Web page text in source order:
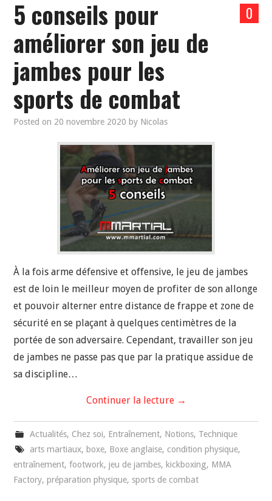
0
5 conseils pour
améliorer son jeu de
jambes pour les
sports de combat
Posted on 20 novembre 2020 by Nicolas
À la fois arme défensive et offensive, le jeu de jambes
est de loin le meilleur moyen de profiter de son allonge
et pouvoir alterner entre distance de frappe et zone de
sécurité en se plaçant à quelques centimètres de la
portée de son adversaire. Cependant, travailler son jeu
de jambes ne passe pas que par la pratique assidue de
sa discipline…
Continuer la lecture →
Actualités, Chez soi, Entraînement, Notions, Technique
arts martiaux, boxe, Boxe anglaise, condition physique,
entraînement,footwork,jeu de jambes, kickboxing, MMA
Factory,préparation physique, sports de combat